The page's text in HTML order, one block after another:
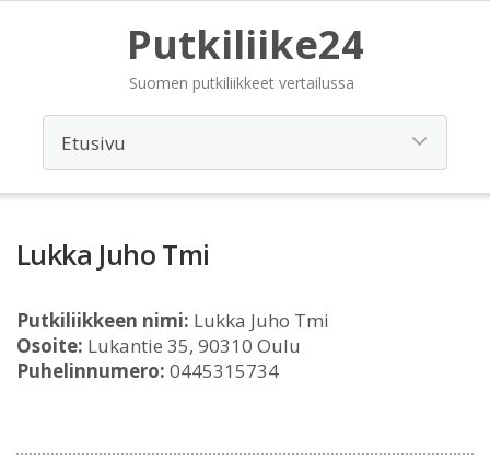
Putkiliike24
Suomen putkiliikkeet vertailussa
Lukka Juho Tmi
Putkiliikkeen nimi: Lukka Juho Tmi
Osoite: Lukantie 35, 90310 Oulu
Puhelinnumero: 0445315734